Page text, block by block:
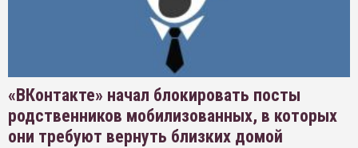
«ВКонтакте» начал блокировать посты
родственников мобилизованных, в которых
они требуют вернуть близких домой